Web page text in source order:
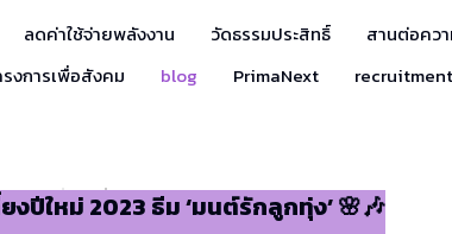
ลดค่าใช้จ่ายพลังงาน วัดธรรมประสิทธิ์ สานต่อคว
งการเพื่อสังคม blog PrimaNext recruitment
งปีใหม่ 2023 ธีม ‘มนต์รักลูกทุ่ง’ 🌸🎶